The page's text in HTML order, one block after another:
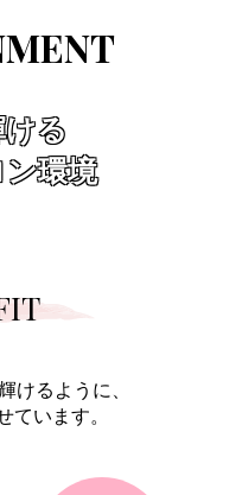
る
環境
けるように、
ています。